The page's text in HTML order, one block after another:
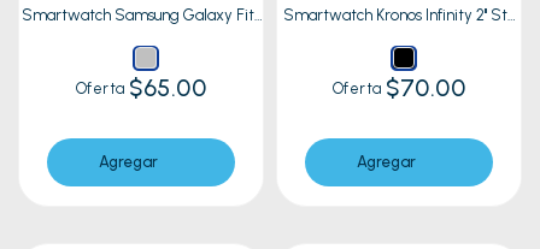
Smartwatch Samsung Galaxy Fit3
Oferta $65.00
Agregar
Smartwatch Kronos Infinity 2'' St-
Oferta $70.00
Agregar